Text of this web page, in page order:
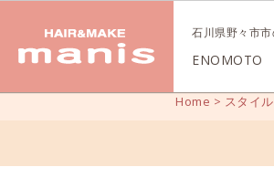
石川県野々市
ENOMOTO
Home > スタイル